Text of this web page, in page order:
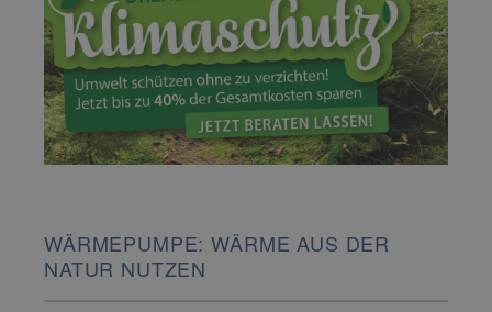
WÄRMEPUMPE: WÄRME AUS DER
NATUR NUTZEN